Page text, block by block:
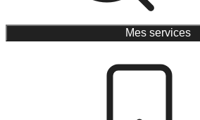
Mes services